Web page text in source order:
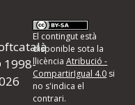
nos
error o voleu proposar
que proposeu o l'error
El contingut està
disponible sota la
llicènciaAtribució -
CompartirIgual 4.0 si
no s'indica el
contrari.